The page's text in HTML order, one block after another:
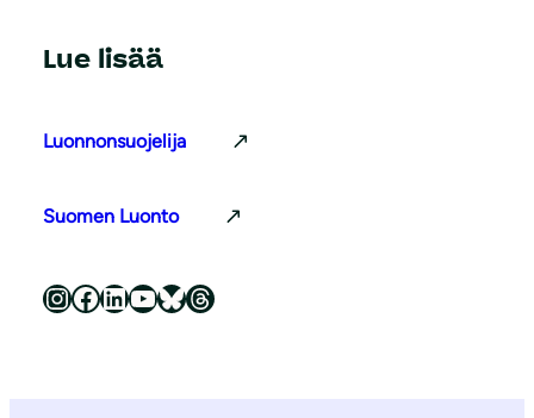
Lue lisää
Luonnonsuojelija
Suomen Luonto
Luonnonsuojeluliitto Instagramissa Luonnonsuojeluliitto Facebookissa Luonnonsuojeluliitto LinkedInissä Luonnonsuojeluliiton YouTube-kanava Luonnonsuojeluliitto Blueskyssa Luonnonsuojeluliitto Threadsissa